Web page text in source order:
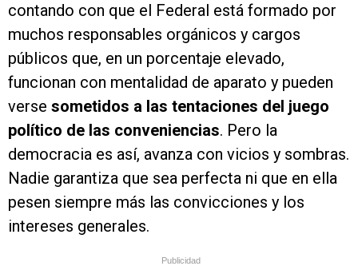
contando con que el Federal está formado por
muchos responsables orgánicos y cargos
públicos que, en un porcentaje elevado,
funcionan con mentalidad de aparato y pueden
verse sometidos a las tentaciones del juego
político de las conveniencias. Pero la
democracia es así, avanza con vicios y sombras.
Nadie garantiza que sea perfecta ni que en ella
pesen siempre más las convicciones y los
intereses generales.
Publicidad